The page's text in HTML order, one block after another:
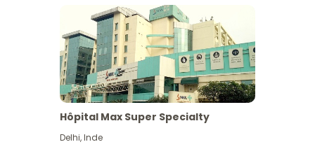
Hôpital Max Super Specialty
Delhi,Inde